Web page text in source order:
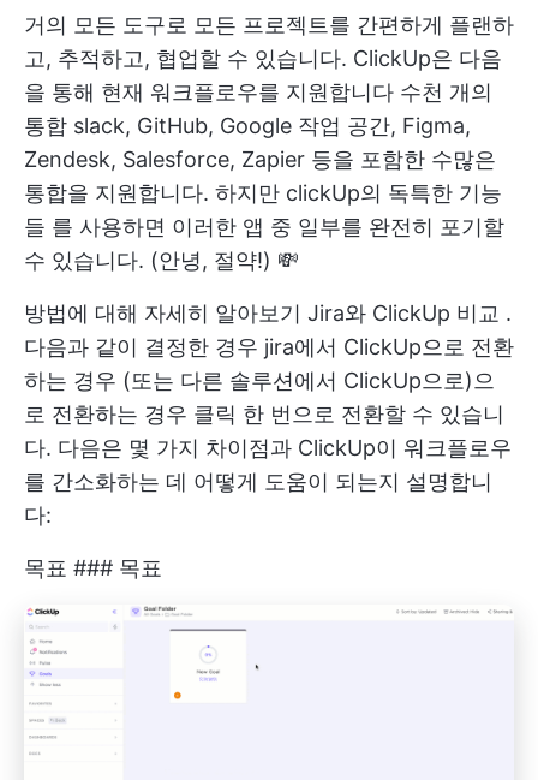
거의 모든 도구로 모든 프로젝트를 간편하게 플랜하
고, 추적하고, 협업할 수 있습니다. ClickUp은 다음
을 통해 현재 워크플로우를 지원합니다 수천 개의
통합 slack, GitHub, Google 작업 공간, Figma,
Zendesk, Salesforce, Zapier 등을 포함한 수많은
통합을 지원합니다. 하지만 clickUp의 독특한 기능
들 를 사용하면 이러한 앱 중 일부를 완전히 포기할
수 있습니다. (안녕, 절약!) 💸
방법에 대해 자세히 알아보기 Jira와 ClickUp 비교 .
다음과 같이 결정한 경우 jira에서 ClickUp으로 전환
하는 경우 (또는 다른 솔루션에서 ClickUp으로)으
로 전환하는 경우 클릭 한 번으로 전환할 수 있습니
다. 다음은 몇 가지 차이점과 ClickUp이 워크플로우
를 간소화하는 데 어떻게 도움이 되는지 설명합니
다:
목표 ### 목표